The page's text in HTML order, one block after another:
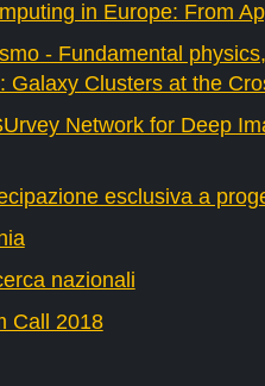
in Europe: From
- Fundamental
Galaxy Clusters at the
Network for Deep
esclusiva a
nazionali
Call 2018